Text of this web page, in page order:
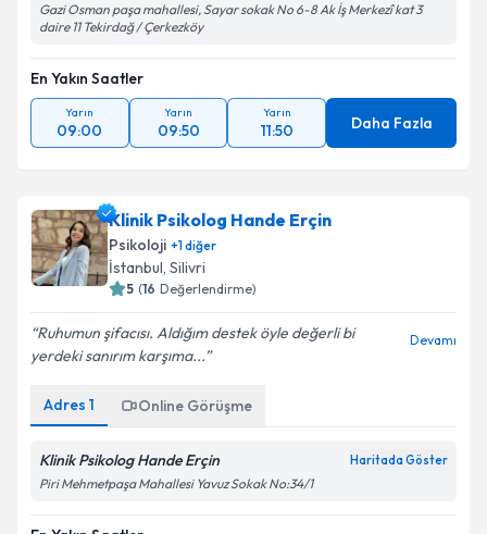
Gazi Osman paşa mahallesi, Sayar sokak No 6-8 Ak İş Merkezî kat 3
daire 11 Tekirdağ / Çerkezköy
En Yakın Saatler
Yarın
09:00
Yarın
09:50
Yarın
11:50 Daha Fazla
Klinik Psikolog Hande Erçin
Psikoloji +1diğer
İstanbul, Silivri
5 (16 Değerlendirme)
Ruhumun şifacısı. Aldığım destek öyle değerli bi
yerdeki sanırım karşıma...
Devamı
Adres 1 Online Görüşme
Klinik Psikolog Hande Erçin Haritada Göster
Piri Mehmetpaşa Mahallesi Yavuz Sokak No:34/1